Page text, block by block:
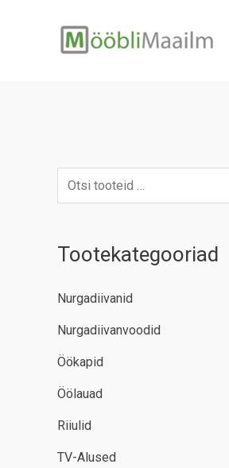
Tootekategooriad
Nurgadiivanid
Nurgadiivanvoodid
Öökapid
Öölauad
Riiulid
TV-Alused